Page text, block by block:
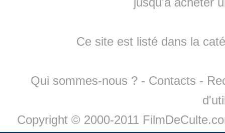
Ce site est listé dans la
Qui sommes-nous ? - Contacts -
Copyright © 2000-2011